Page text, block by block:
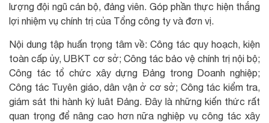
lượng đội ngũ cán bộ, đảng viên. Góp phần thực hiện thắng
lợi nhiệm vụ chính trị của Tổng công ty và đơn vị.
Nội dung tập huấn trọng tâm về: Công tác quy hoạch, kiện
toàn cấp ủy, UBKT cơ sở; Công tác bảo vệ chính trị nội bộ;
Công tác tổ chức xây dựng Đảng trong Doanh nghiệp;
Công tác Tuyên giáo, dân vận ở cơ sở; Công tác kiểm tra,
giám sát thi hành kỷ luât Đảng. Đây là những kiến thức rất
quan trọng để nâng cao hơn nữa nghiệp vụ công tác xây